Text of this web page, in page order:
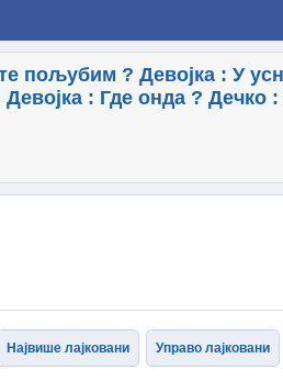
пољубим ? Девојка : У
: Где онда ? Дечко
Највише лајковани Управо лајковани